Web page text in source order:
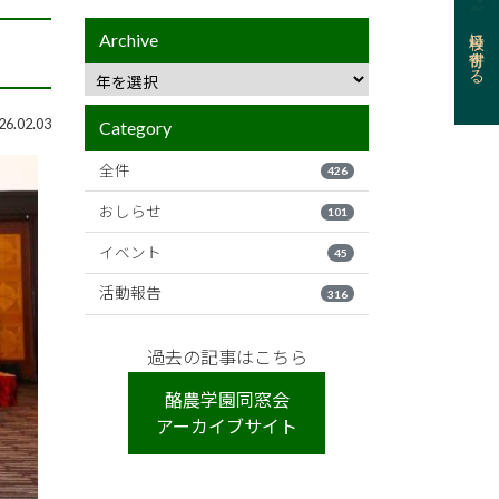
Archive
Category
全件 426
おしらせ 101
イベント 45
活動報告 316
過去の記事はこちら
酪農学園同窓会
アーカイブサイト
母校に寄付する